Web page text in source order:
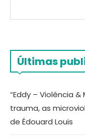
Últimas
“Eddy – Violência
trauma, as
de Édouard Louis